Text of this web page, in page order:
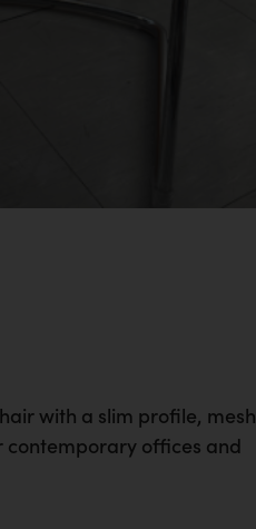
with a slim profile, mesh
offices and